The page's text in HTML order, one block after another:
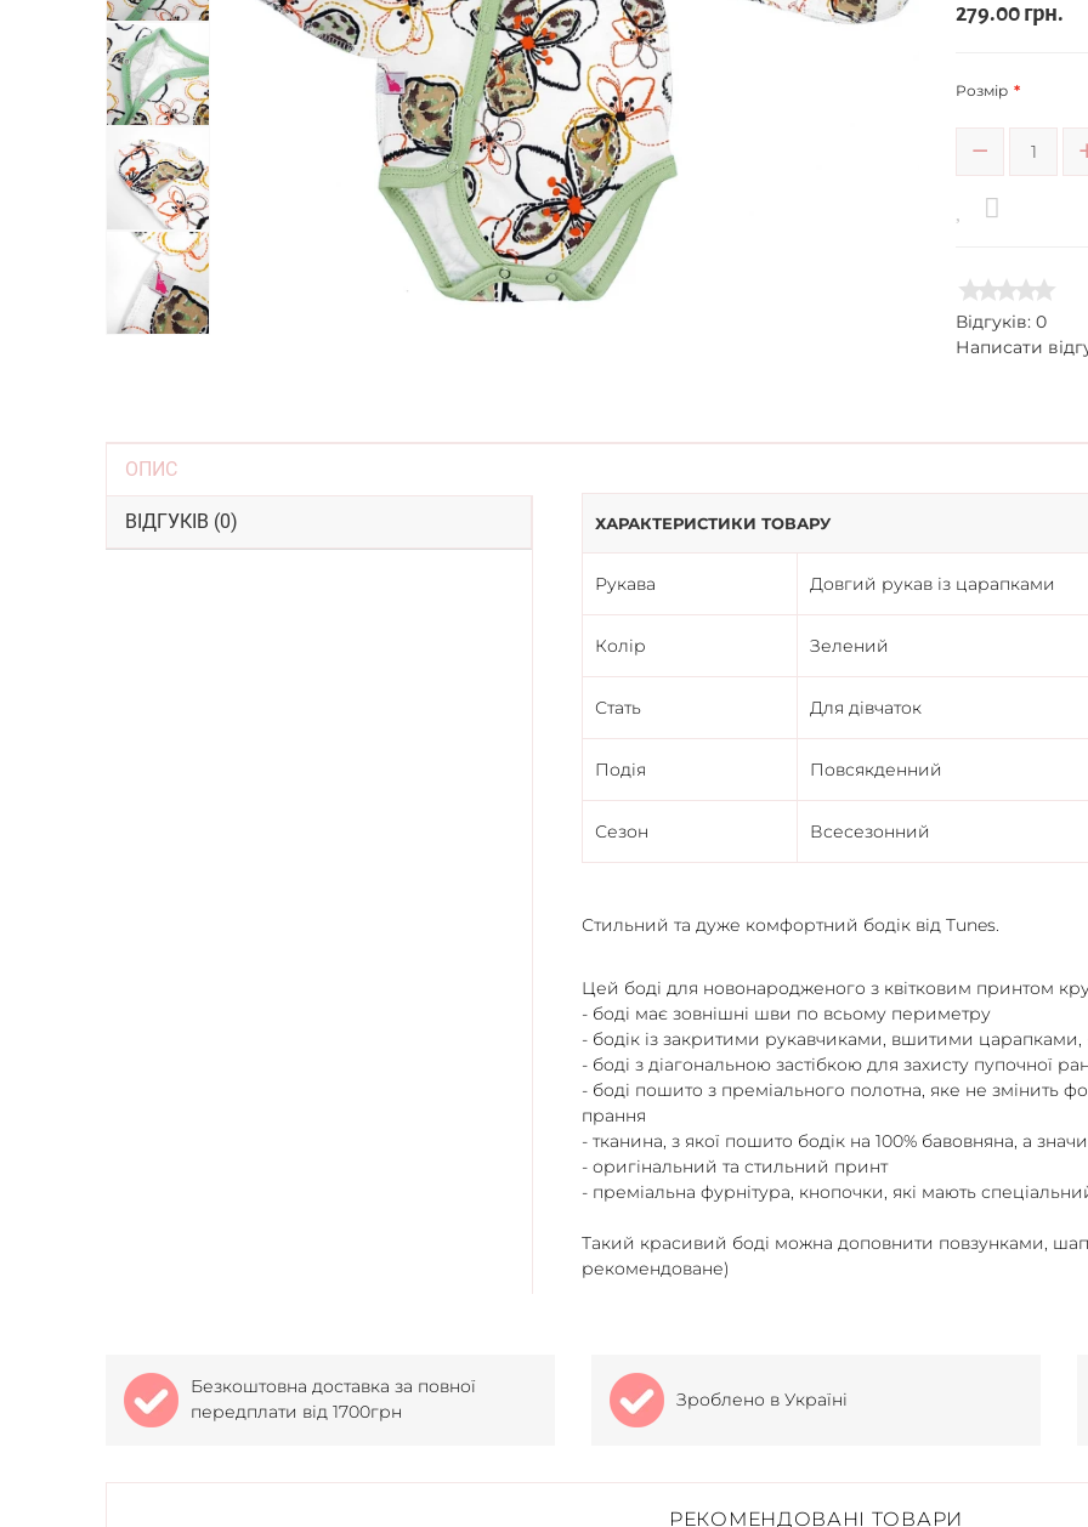
279.00 грн.
Розмір
Відгуків: 0
Написати
ОПИС
ВІДГУКІВ (0) ХАРАКТЕРИСТИКИ ТОВАРУ
Рукава Довгий рукав із царапками
Колір Зелений
Стать Для дівчаток
Подія Повсякденний
Сезон Всесезонний
Стильний та дуже комфортний бодік від Tunes.
Цей боді для новонародженого з квітковим принтом
- боді має зовнішні шви по всьому периметру
- бодік із закритими рукавчиками, вшитими царапками,
- боді з діагональною застібкою для захисту пупочної
- боді пошито з преміального полотна, яке не змінить
прання
- тканина, з якої пошито бодік на 100% бавовняна, а
- оригінальний та стильний принт
- преміальна фурнітура, кнопочки, які мають
Такий красивий боді можна доповнити повзунками,
рекомендоване)
Безкоштовна доставка за повної
передплати від 1700грн
Зроблено в Україні
РЕКОМЕНДОВАНІ ТОВАРИ